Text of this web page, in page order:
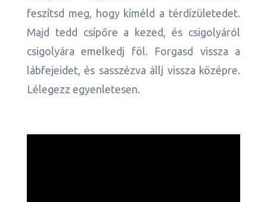
feszítsd meg, hogy kíméld a térdízületedet.
Majd tedd csípőre a kezed, és csigolyáról
csigolyára emelkedj föl. Forgasd vissza a
lábfejeidet, és sasszézva állj vissza középre.
Lélegezz egyenletesen.